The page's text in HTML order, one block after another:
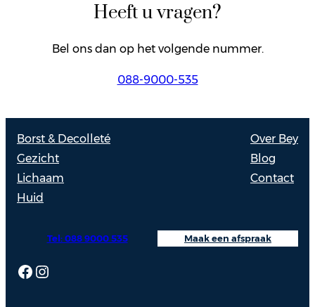
Heeft u vragen?
Bel ons dan op het volgende nummer.
088-9000-535
Borst & Decolleté
Gezicht
Lichaam
Huid
Over Bey
Blog
Contact
Facebook
Instagram
Maak een afspraak
Tel: 088 9000 535